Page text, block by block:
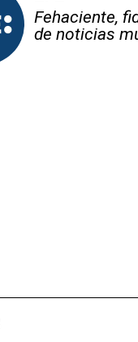
Fehaciente,
de noticias